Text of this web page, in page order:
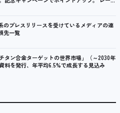
コントローラーを中心に、幅広くラインナッ
のプレスリリースを受けているメディアの連
先一覧
タン合金ターゲットの世界市場」（～2030年
料を発行、年平均6.5%で成長する見込み